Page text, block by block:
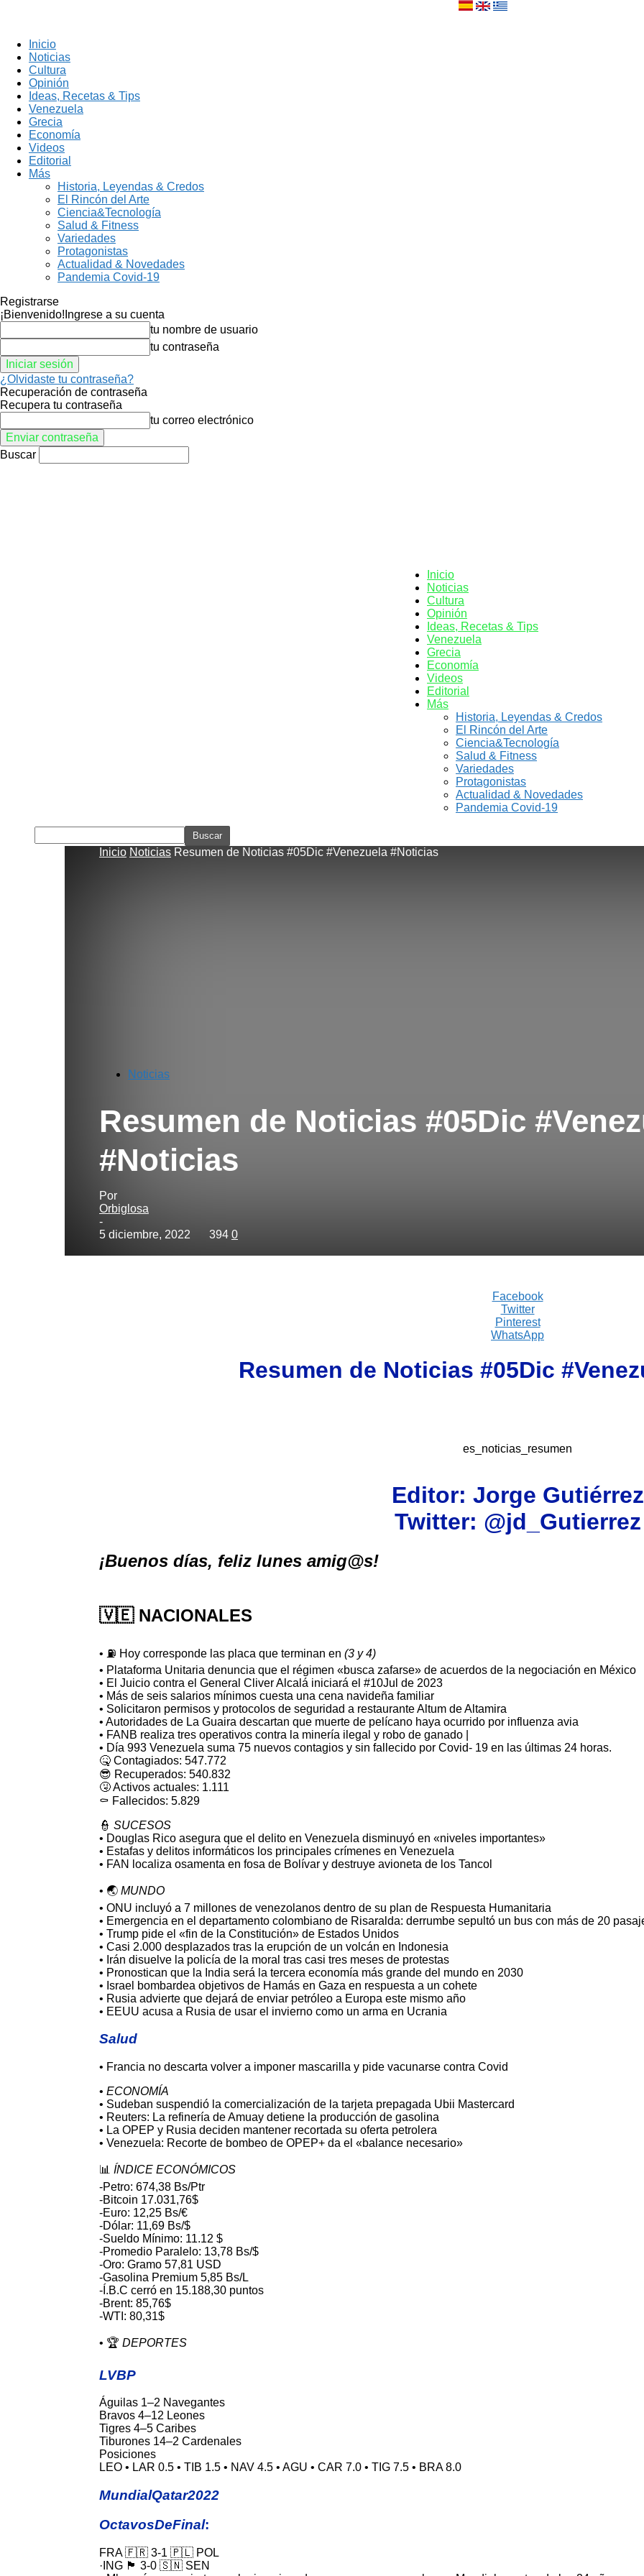
Inicio
Noticias
Cultura
Opinión
Ideas, Recetas & Tips
Venezuela
Grecia
Economía
Videos
Editorial
Más
Historia, Leyendas & Credos
El Rincón del Arte
Ciencia&Tecnología
Salud & Fitness
Variedades
Protagonistas
Actualidad & Novedades
Pandemia Covid-19
Registrarse
¡Bienvenido! Ingrese a su cuenta
tu nombre de usuario
tu contraseña
¿Olvidaste tu contraseña?
Recuperación de contraseña
Recupera tu contraseña
tu correo electrónico
Buscar
Inicio
Noticias
Cultura
Opinión
Ideas, Recetas & Tips
Venezuela
Grecia
Economía
Videos
Editorial
Más
Historia, Leyendas & Credos
El Rincón del Arte
Ciencia&Tecnología
Salud & Fitness
Variedades
Protagonistas
Actualidad & Novedades
Pandemia Covid-19
Inicio Noticias Resumen de Noticias #05Dic #Venezuela #Noticias
Noticias
Resumen de Noticias #05Dic
#Noticias
Por
Orbiglosa
-
5 diciembre, 2022
394 0
Facebook
Twitter
Pinterest
WhatsApp
Resumen de Noticias #05Dic
es_noticias_resumen
Editor: Jorge Gutiérrez
Twitter: @jd_Gutierrez
¡Buenos días, feliz lunes amig@s!
🇻🇪 NACIONALES
• ⛽️ Hoy corresponde las placa que terminan en (3 y 4)
• Plataforma Unitaria denuncia que el régimen «busca zafarse» de acuerdos de la negociación en México
• El Juicio contra el General Cliver Alcalá iniciará el #10Jul de 2023
• Más de seis salarios mínimos cuesta una cena navideña familiar
• Solicitaron permisos y protocolos de seguridad a restaurante Altum de Altamira
• Autoridades de La Guaira descartan que muerte de pelícano haya ocurrido por influenza avia
• FANB realiza tres operativos contra la minería ilegal y robo de ganado |
• Día 993 Venezuela suma 75 nuevos contagios y sin fallecido por Covid- 19 en las últimas 24 horas.
🤒 Contagiados: 547.772
😎 Recuperados: 540.832
🤧 Activos actuales: 1.111
⚰️ Fallecidos: 5.829
👮 SUCESOS
• Douglas Rico asegura que el delito en Venezuela disminuyó en «niveles importantes»
• Estafas y delitos informáticos los principales crímenes en Venezuela
• FAN localiza osamenta en fosa de Bolívar y destruye avioneta de los Tancol
• 🌏 MUNDO
• ONU incluyó a 7 millones de venezolanos dentro de su plan de Respuesta Humanitaria
• Emergencia en el departamento colombiano de Risaralda: derrumbe sepultó un bus con más de 20
• Trump pide el «fin de la Constitución» de Estados Unidos
• Casi 2.000 desplazados tras la erupción de un volcán en Indonesia
• Irán disuelve la policía de la moral tras casi tres meses de protestas
• Pronostican que la India será la tercera economía más grande del mundo en 2030
• Israel bombardea objetivos de Hamás en Gaza en respuesta a un cohete
• Rusia advierte que dejará de enviar petróleo a Europa este mismo año
• EEUU acusa a Rusia de usar el invierno como un arma en Ucrania
Salud
• Francia no descarta volver a imponer mascarilla y pide vacunarse contra Covid
• ECONOMÍA
• Sudeban suspendió la comercialización de la tarjeta prepagada Ubii Mastercard
• Reuters: La refinería de Amuay detiene la producción de gasolina
• La OPEP y Rusia deciden mantener recortada su oferta petrolera
• Venezuela: Recorte de bombeo de OPEP+ da el «balance necesario»
📊 ÍNDICE ECONÓMICOS
-Petro: 674,38 Bs/Ptr
-Bitcoin 17.031,76$
-Euro: 12,25 Bs/€
-Dólar: 11,69 Bs/$
-Sueldo Mínimo: 11.12 $
-Promedio Paralelo: 13,78 Bs/$
-Oro: Gramo 57,81 USD
-Gasolina Premium 5,85 Bs/L
-Í.B.C cerró en 15.188,30 puntos
-Brent: 85,76$
-WTI: 80,31$
• 🏆 DEPORTES
LVBP
Águilas 1–2 Navegantes
Bravos 4–12 Leones
Tigres 4–5 Caribes
Tiburones 14–2 Cardenales
Posiciones
LEO • LAR 0.5 • TIB 1.5 • NAV 4.5 • AGU • CAR 7.0 • TIG 7.5 • BRA 8.0
MundialQatar2022
OctavosDeFinal:
FRA 🇫🇷 3-1 🇵🇱 POL
·ING 🏴󠁧󠁢󠁥󠁮󠁧󠁿 3-0 🇸🇳 SEN